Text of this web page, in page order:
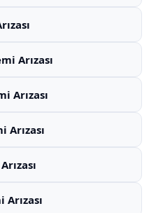
Arızası
Arızası